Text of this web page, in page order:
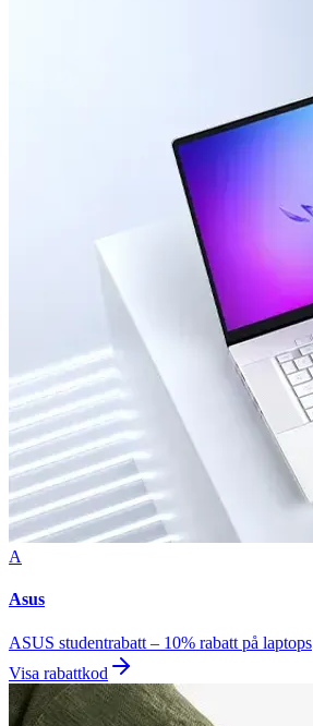
A
Asus
ASUS studentrabatt – 10% rabatt på laptops
Visa rabattkod